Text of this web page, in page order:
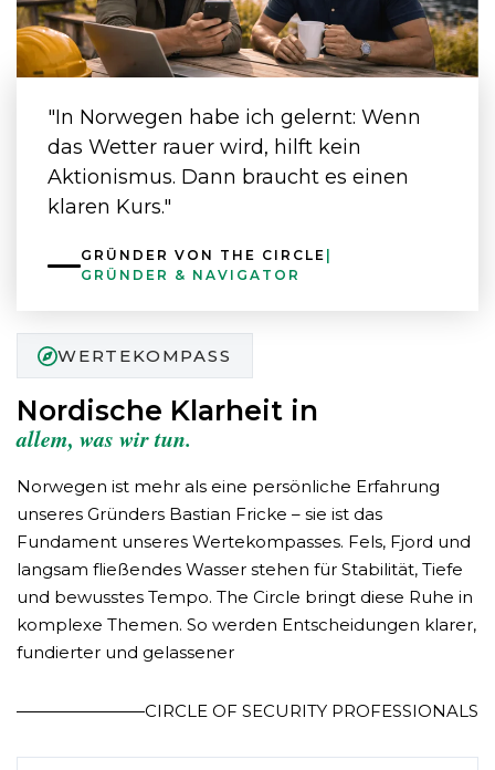
WERTEKOMPASS
Nordische Klarheit in
allem, was wir tun.
Norwegen ist mehr als eine persönliche Erfahrung
unseres Gründers Bastian Fricke – sie ist das
Fundament unseres Wertekompasses. Fels, Fjord und
langsam fließendes Wasser stehen für Stabilität, Tiefe
und bewusstes Tempo. The Circle bringt diese Ruhe in
komplexe Themen. So werden Entscheidungen klarer,
fundierter und gelassener
CIRCLE OF SECURITY PROFESSIONALS
"In Norwegen habe ich gelernt: Wenn
das Wetter rauer wird, hilft kein
Aktionismus. Dann braucht es einen
klaren Kurs."
GRÜNDER VON THE CIRCLE
GRÜNDER & NAVIGATOR